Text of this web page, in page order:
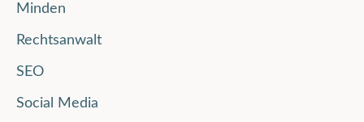
Minden
Rechtsanwalt
SEO
Social Media